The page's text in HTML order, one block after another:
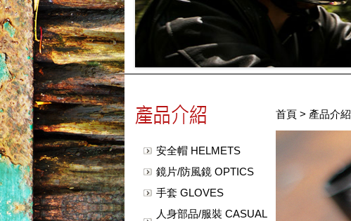
安全帽 HELMETS
鏡片/防風鏡 OPTICS
手套 GLOVES
人身部品/服裝 CASUAL
首頁 > 產品介紹